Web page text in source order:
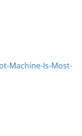
Machine-Is-Most-